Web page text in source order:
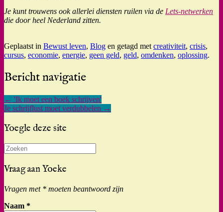
Je kunt trouwens ook allerlei diensten ruilen via de Lets-netwerken
die door heel Nederland zitten.
Geplaatst in Bewust leven, Blog en getagd met creativiteit, crisis,
cursus, economie, energie, geen geld, geld, omdenken, oplossing.
Bericht navigatie
← 'Ik moet een boek schrijven'
Je schrijflust moet verdubbelen →
Yoegle deze site
Zoeken
naar:
Vraag aan Yoeke
Vragen met * moeten beantwoord zijn
Naam *